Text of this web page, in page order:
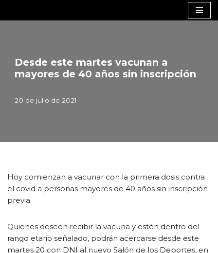
Desde este martes vacunan a
mayores de 40 años sin inscripción
20 de julio de 2021
Hoy comienzan a vacunar con la primera dosis contra
el covid a personas mayores de 40 años sin inscripción
previa.
Quienes deseen recibir la vacuna y estén dentro del
rango etario señalado, podrán acercarse desde este
martes 20 con DNI al nuevo Salón de los Deportes, en